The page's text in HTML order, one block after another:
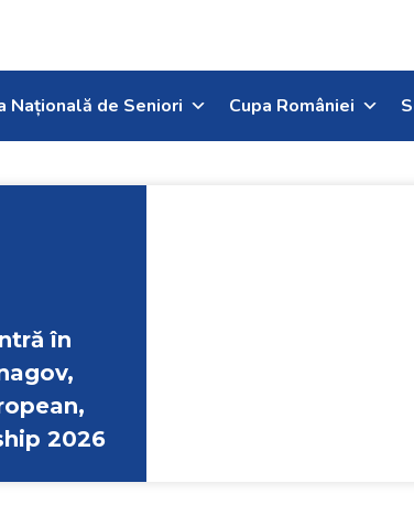
Națională de Seniori Cupa României
în
2026